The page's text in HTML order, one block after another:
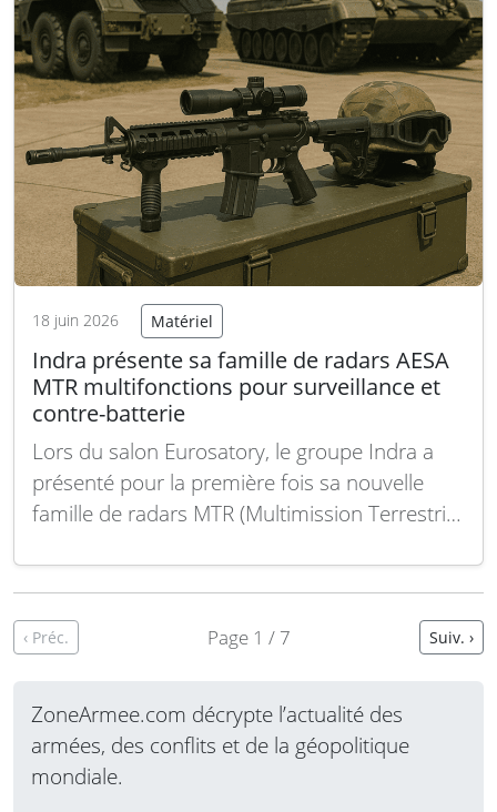
18 juin 2026 Matériel
Indra présente sa famille de radars AESA
MTR multifonctions pour surveillance et
contre-batterie
Lors du salon Eurosatory, le groupe Indra a
présenté pour la première fois sa nouvelle
famille de radars MTR (Multimission Terrestrial
entièrement sur la technologie AESA. Pour
radar a été exposé sur un camion non blindé
‹ Préc. Page 1 / 7 Suiv. ›
ZoneArmee.com décrypte l’actualité des
armées, des conflits et de la géopolitique
mondiale.